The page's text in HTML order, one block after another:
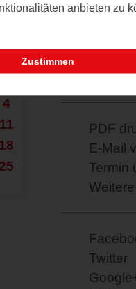
4
11
18
25
Letztes
PDF
E-Mail
Termin
Twitter
anbieten zu
Zustimmen